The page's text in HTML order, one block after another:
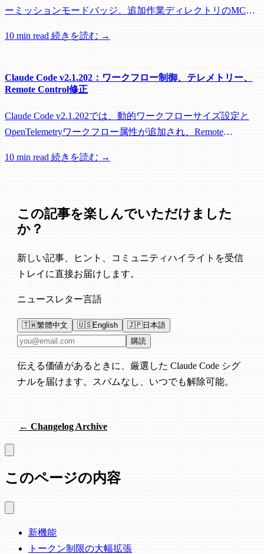
ーミッションモードバッジ、追加作業ディレクトリのMCP
パフォーマンスに関する多数の修正が含まれています。
10 min read 続きを読む →
Claude Code v2.1.202：ワークフロー制御、テレメトリー、
Remote Control修正
Claude Code v2.1.202では、動的ワークフローサイズ設定と
OpenTelemetryワークフロー属性が追加され、Remote
の修正が含まれています。
10 min read 続きを読む →
この記事を楽しんでいただけました
か？
新しい記事、ヒント、コミュニティハイライトを受信
トレイに直接お届けします。
ニュースレター言語
🇹🇼繁體中文 🇺🇸English 🇯🇵日本語
メールアドレス 購読
伝える価値があるときに、厳選した Claude Code シグ
ナルを届けます。スパムなし、いつでも解除可能。
← Changelog Archive
このページの内容
新機能
トークン制限の大幅拡張